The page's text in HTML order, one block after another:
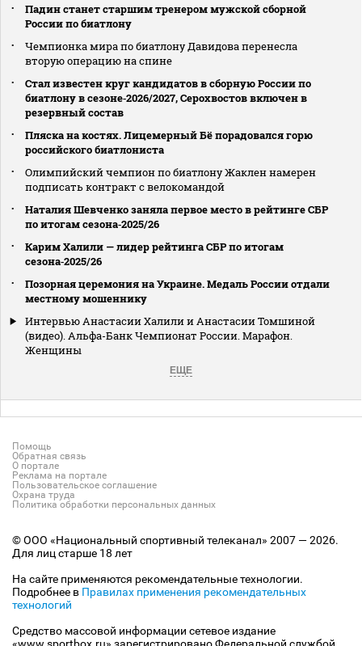
Падин станет старшим тренером мужской сборной
России по биатлону
Чемпионка мира по биатлону Давидова перенесла
вторую операцию на спине
Стал известен круг кандидатов в сборную России по
биатлону в сезоне‑2026/2027, Серохвостов включен в
резервный состав
Пляска на костях. Лицемерный Бё порадовался горю
российского биатлониста
Олимпийский чемпион по биатлону Жаклен намерен
подписать контракт с велокомандой
Наталия Шевченко заняла первое место в рейтинге СБР
по итогам сезона‑2025/26
Карим Халили — лидер рейтинга СБР по итогам
сезона‑2025/26
Позорная церемония на Украине. Медаль России отдали
местному мошеннику
Интервью Анастасии Халили и Анастасии Томшиной
(видео). Альфа-Банк Чемпионат России. Марафон.
Женщины
ЕЩЕ
Помощь
Обратная связь
О портале
Реклама на портале
Пользовательское соглашение
Охрана труда
Политика обработки персональных данных
© ООО «Национальный спортивный телеканал» 2007 — 2026.
Для лиц старше 18 лет
На сайте применяются рекомендательные технологии.
Подробнее в Правилах применения рекомендательных
технологий
Средство массовой информации сетевое издание
«www.sportbox.ru» зарегистрировано Федеральной службой